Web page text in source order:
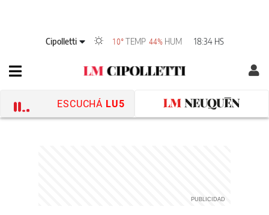
Cipolletti 10° TEMP 44% HUM 18:34 HS
ESCUCHÁ LU5